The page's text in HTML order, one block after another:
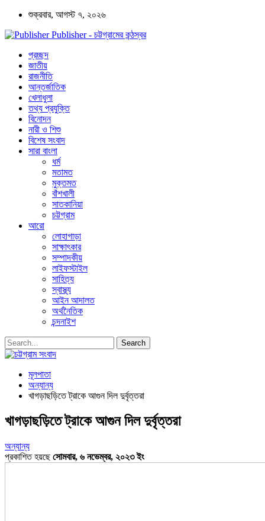
শুক্রবার, আগস্ট ৭, ২০২৬
Publisher - চট্টগ্রামের কন্ঠস্বর
প্রচ্ছদ
জাতীয়
রাজনীতি
আন্তর্জাতিক
খেলাধুলা
তথ্য প্রযুক্তি
বিনোদন
নারী ও শিশু
বিশেষ সংবাদ
সারা বাংলা
ধর্ম
মতামত
মুক্তমত
বাঁশখালী
সাতকানিয়া
চট্টগ্রাম
আরো
লোহাগাড়া
সাক্ষাৎকার
সম্পাদকীয়
লাইফস্টাইল
সাহিত্য
স্বাস্থ্য
আইন আদালত
অর্থনৈতিক
চন্দনাইশ
মূলপাতা
অন্যান্য
খাগড়াছড়িতে ট্রাকে আগুন দিল দুর্বৃত্তরা
খাগড়াছড়িতে ট্রাকে আগুন দিল দুর্বৃত্তরা
অন্যান্য
প্রকাশিত হয়ছেসোমবার, ৬ নভেম্বর, ২০২৩ ইং